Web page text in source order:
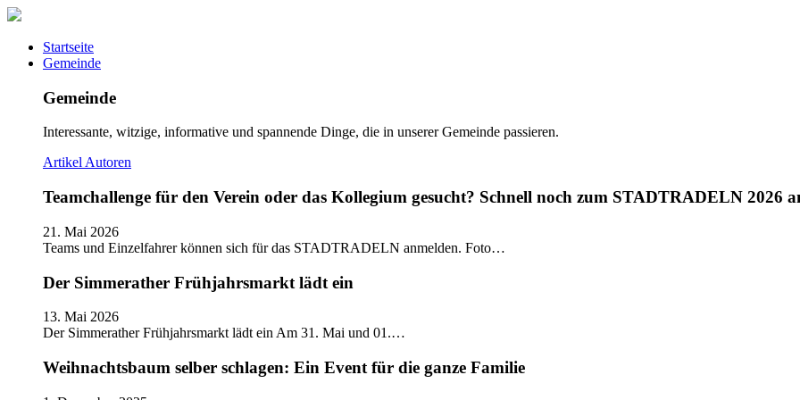
Startseite
Gemeinde
Gemeinde
Interessante, witzige, informative und spannende Dinge, die in unserer Gemeinde passieren.
ArtikelAutoren
Teamchallenge für den Verein oder das Kollegium gesucht? Schnell noch zum STADTRADELN 2026
21. Mai 2026
Teams und Einzelfahrer können sich für das STADTRADELN anmelden. Foto…
Der Simmerather Frühjahrsmarkt lädt ein
13. Mai 2026
Der Simmerather Frühjahrsmarkt lädt ein Am 31. Mai und 01.…
Weihnachtsbaum selber schlagen: Ein Event für die ganze Familie